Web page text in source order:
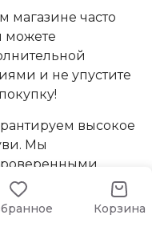
часто
можете
и не упустите
высокое
Мы
нам
лучшие иКорзина